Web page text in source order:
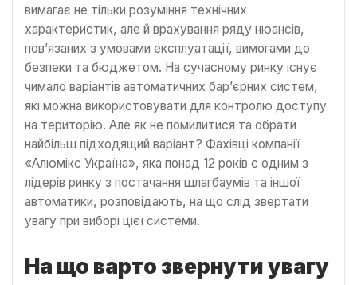
вимагає не тільки розуміння технічних
характеристик, але й врахування ряду нюансів,
пов’язаних з умовами експлуатації, вимогами до
безпеки та бюджетом. На сучасному ринку існує
чимало варіантів автоматичних бар’єрних систем,
які можна використовувати для контролю доступу
на територію. Але як не помилитися та обрати
найбільш підходящий варіант? Фахівці компанії
«Алюмікс Україна», яка понад 12 років є одним з
лідерів ринку з постачання шлагбаумів та іншої
автоматики, розповідають, на що слід звертати
увагу при виборі цієї системи.
На що варто звернути увагу